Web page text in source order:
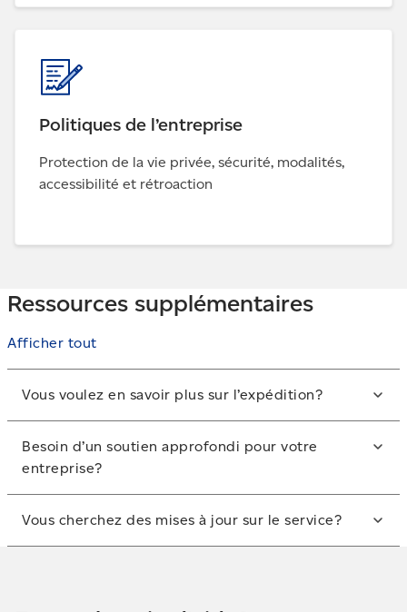
Politiques de l’entreprise
Protection de la vie privée, sécurité, modalités,
accessibilité et rétroaction
Ressources supplémentaires
Afficher tout
Vous voulez en savoir plus sur l’expédition?
Notre Guide des postes
contient des informations
détaillées sur les services d’expédition au Canada et à
l’étranger.
Besoin d’un soutien approfondi pour votre
entreprise?
Notre page Information sur les services postaux offre
des précisions sur les produits et services que nous
Vous cherchez des mises à jour sur le service?